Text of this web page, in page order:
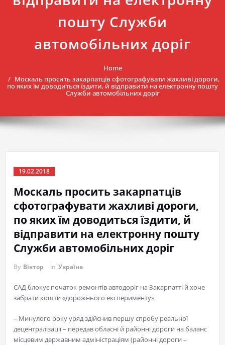
пошту Служби
автомобільних доріг
Home
Москаль просить закарпатців сфотографувати жахливі дороги,
по яких їм доводиться їздити, й відправити на електронну пошту
Служби автомобільних доріг
19.02.2018
Москаль просить закарпатців
сфотографувати жахливі дороги,
по яких їм доводиться їздити, й
відправити на електронну пошту
Служби автомобільних доріг
By Віктор in Україна
САД блокує початок ремонтів автодоріг на Закарпатті й хоче
забрати кошти «дорожнього експерименту»
– Минулого року уряд здійснив першу спробу реальної
децентралізації – передав обласні й районні дороги на баланс
місцевим державним адміністраціям (районні дороги –